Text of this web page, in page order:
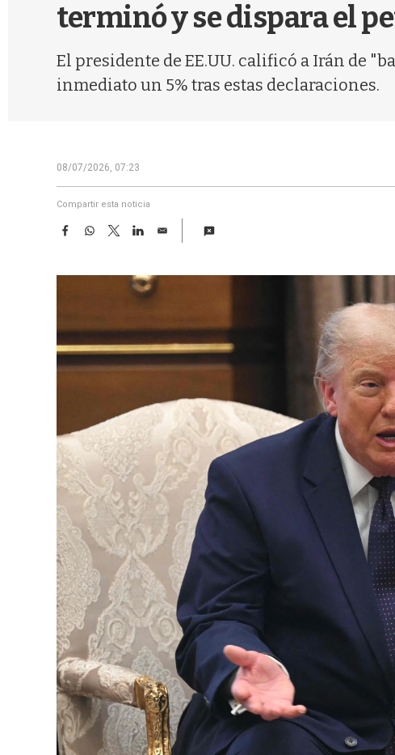
terminó y se dispara el
El presidente de EE.UU. calificó a Irán de
inmediato un 5% tras estas declaraciones.
08/07/2026, 07:23
Compartir esta noticia
F
e
k
W
t
p
T
w
t
L
k
e
d
n
E
i